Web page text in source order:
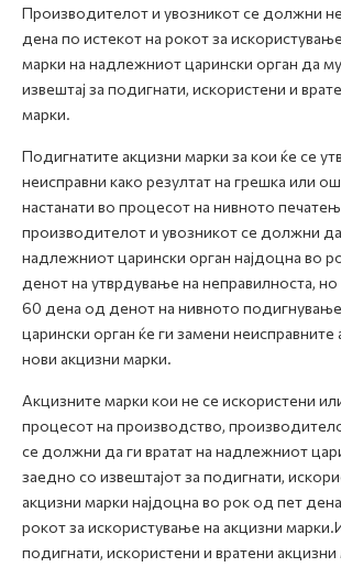
Производителот и увозникот се должни
дена по истекот на рокот за
марки на надлежниот царински орган да
извештај за подигнати, искористени и
марки.
Подигнатите акцизни марки за кои ќе се
неисправни како резултат на грешка или
настанати во процесот на нивното
производителот и увозникот се должни да
надлежниот царински орган најдоцна во
денот на утврдување на неправилноста,
60 дена од денот на нивното
царински орган ќе ги замени неисправните
нови акцизни марки.
Акцизните марки кои не се искористени
процесот на производство,
се должни да ги вратат на надлежниот
заедно со извештајот за подигнати,
акцизни марки најдоцна во рок од пет
рокот за искористување на акцизни
подигнати, искористени и вратени акцизни